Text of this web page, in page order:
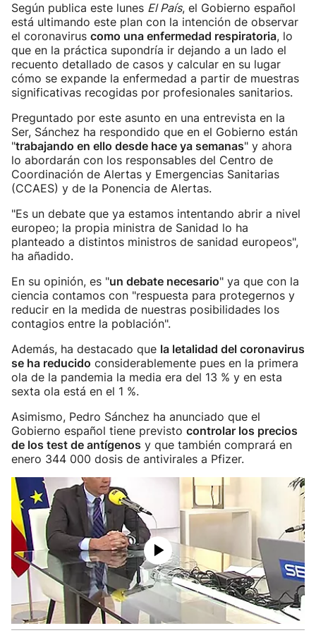
Según publica este lunes El País, el Gobierno español
está ultimando este plan con la intención de observar
el coronavirus como una enfermedad respiratoria, lo
que en la práctica supondría ir dejando a un lado el
recuento detallado de casos y calcular en su lugar
cómo se expande la enfermedad a partir de muestras
significativas recogidas por profesionales sanitarios.
Preguntado por este asunto en una entrevista en la
Ser, Sánchez ha respondido que en el Gobierno están
"trabajando en ello desde hace ya semanas" y ahora
lo abordarán con los responsables del Centro de
Coordinación de Alertas y Emergencias Sanitarias
(CCAES) y de la Ponencia de Alertas.
"Es un debate que ya estamos intentando abrir a nivel
europeo; la propia ministra de Sanidad lo ha
planteado a distintos ministros de sanidad europeos",
ha añadido.
En su opinión, es "un debate necesario" ya que con la
ciencia contamos con "respuesta para protegernos y
reducir en la medida de nuestras posibilidades los
contagios entre la población".
Además, ha destacado que la letalidad del coronavirus
se ha reducido considerablemente pues en la primera
ola de la pandemia la media era del 13 % y en esta
sexta ola está en el 1 %.
Asimismo, Pedro Sánchez ha anunciado que el
Gobierno español tiene previsto controlar los precios
de los test de antígenos y que también comprará en
enero 344 000 dosis de antivirales a Pfizer.